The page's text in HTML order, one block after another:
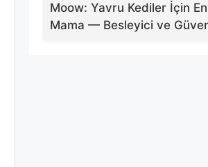
Moow: Yavru Kediler İçin
Mama — Besleyici ve